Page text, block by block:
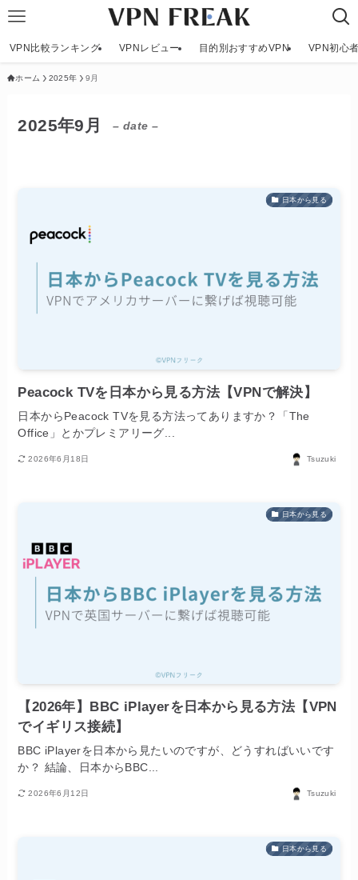
VPN比較ランキング VPNレビュー 目的別おすすめVPN VPN初心
ホーム 2025年 9月
2025年9月 – date –
日本から見る
Peacock TVを日本から見る方法【VPNで解決】
日本からPeacock TVを見る方法ってありますか？「The
Office」とかプレミアリーグ...
2026年6月18日 Tsuzuki
日本から見る
【2026年】BBC iPlayerを日本から見る方法【VPN
でイギリス接続】
BBC iPlayerを日本から見たいのですが、どうすればいいです
か？ 結論、日本からBBC...
2026年6月12日 Tsuzuki
日本から見る